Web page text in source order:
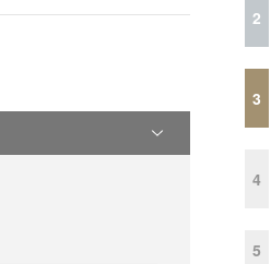
2
3
4
5